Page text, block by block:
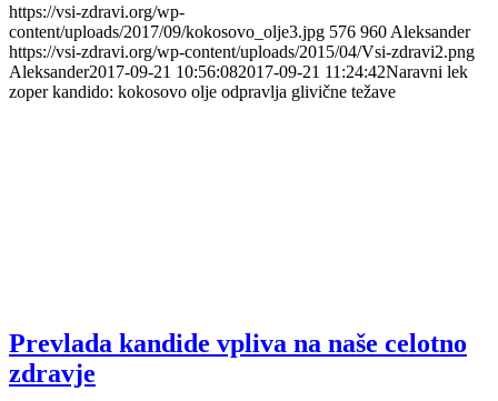
https://vsi-zdravi.org/wp-
content/uploads/2017/09/kokosovo_olje3.jpg 576 960 Aleksander
https://vsi-zdravi.org/wp-content/uploads/2015/04/Vsi-zdravi2.png
Aleksander2017-09-21 10:56:082017-09-21 11:24:42Naravni lek
zoper kandido: kokosovo olje odpravlja glivične težave
Prevlada kandide vpliva na naše celotno
zdravje